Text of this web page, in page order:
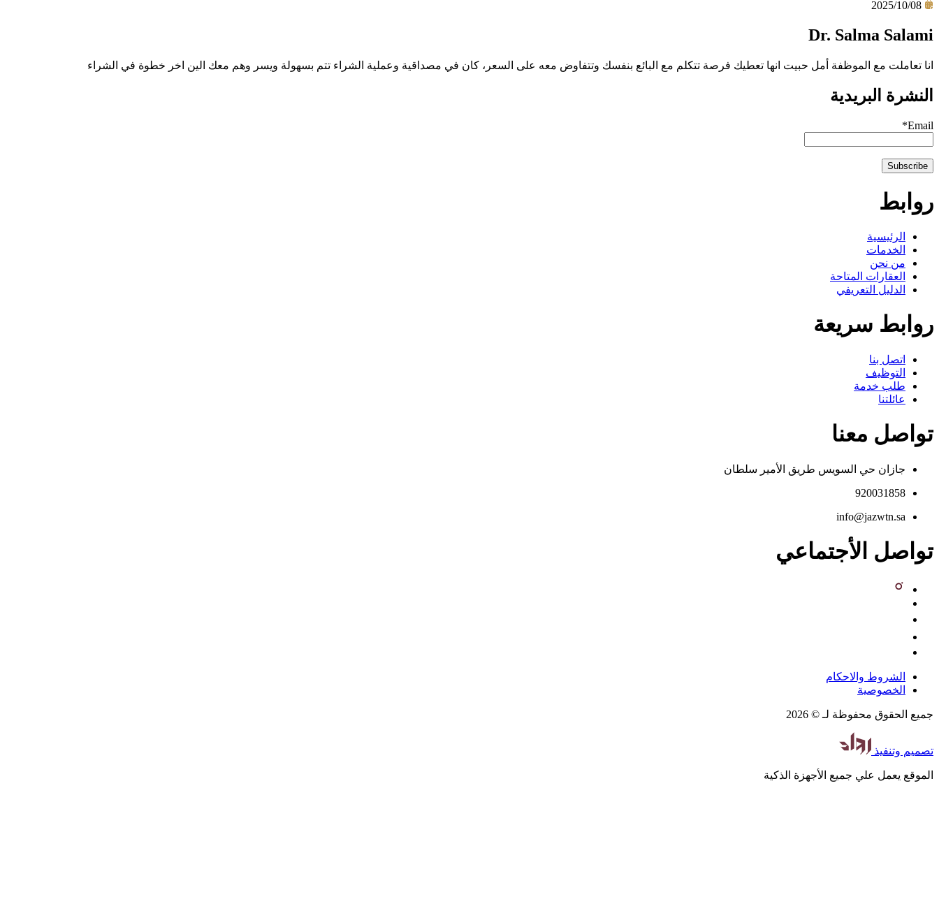
Dr. Salma Salami
انا تعاملت مع الموظفة أمل حبيت انها تعطيك فرصة تتكلم مع البائع بنفسك وتتفاوض معه على السعر، كان في مصداقية وعملية الشراء تتم بسهولة ويسر وهم معك الين اخر خطوة في الشراء
النشرة البريدية
Email*
روابط
الرئيسية
الخدمات
من نحن
العقارات المتاحة
الدليل التعريفي
روابط سريعة
اتصل بنا
التوظيف
طلب خدمة
عائلتنا
تواصل معنا
جازان حي السويس طريق الأمير سلطان
920031858
info@jazwtn.sa
تواصل الأجتماعي
الشروط والاحكام
الخصوصية
جميع الحقوق محفوظة لـ © 2026
تصميم وتنفيذ
الموقع يعمل علي جميع الأجهزة الذكية